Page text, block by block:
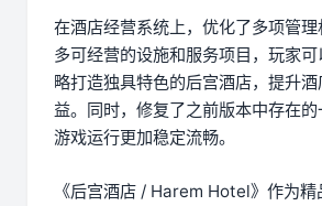
在酒店经营系统上，优化了多项管
多可经营的设施和服务项目，玩家
略打造独具特色的后宫酒店，提升
益。同时，修复了之前版本中存在
游戏运行更加稳定流畅。
《后宫酒店 / Harem Hotel》作为精